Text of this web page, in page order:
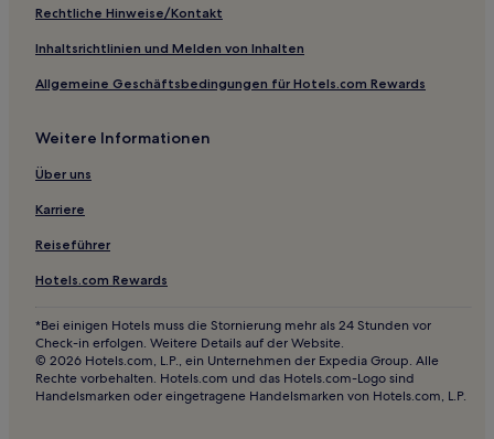
Geroskipou Hotels
Limni Hotels
Latsi Hotels
Mesana Hotels
Platanisteia Hotels
Korfi Hotels
Konia Hotels
Alektora Hotels
Pyrgos Hotels
Hotels mit Küchenzeile in Limassol
Villen in Limassol
4-Sterne-Hotels in Limassol
Rechtliche Hinweise/Kontakt
Inhaltsrichtlinien und Melden von Inhalten
Allgemeine Geschäftsbedingungen für Hotels.com Rewards
Weitere Informationen
Über uns
Karriere
Reiseführer
Hotels.com Rewards
*Bei einigen Hotels muss die Stornierung mehr als 24 Stunden vor
Check-in erfolgen. Weitere Details auf der Website.
© 2026 Hotels.com, L.P., ein Unternehmen der Expedia Group. Alle
Rechte vorbehalten. Hotels.com und das Hotels.com-Logo sind
Handelsmarken oder eingetragene Handelsmarken von Hotels.com, L.P.